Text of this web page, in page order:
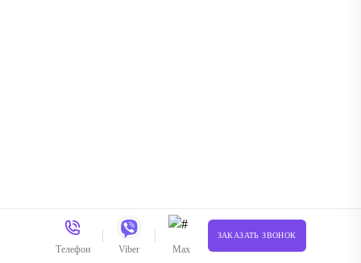
Телефон Viber Max
ЗАКАЗАТЬ ЗВОНОК